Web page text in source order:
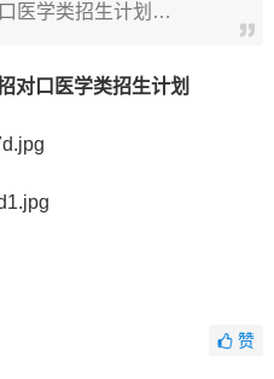
医学类招生计划…
对口医学类招生计划
赞